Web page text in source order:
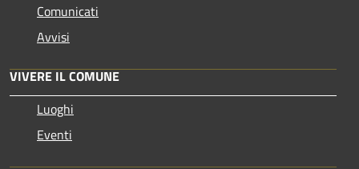
Comunicati
Avvisi
VIVERE IL COMUNE
Luoghi
Eventi